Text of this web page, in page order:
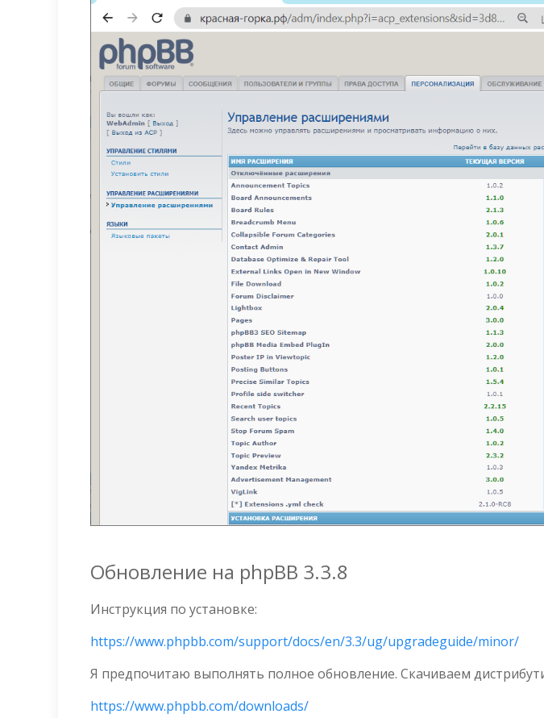
Обновление на phpBB 3.3.8
Инструкция по установке:
https://www.phpbb.com/support/docs/en/3.3/ug/upgradeguide/minor/
Я предпочитаю выполнять полное обновление. Скачиваем
https://www.phpbb.com/downloads/